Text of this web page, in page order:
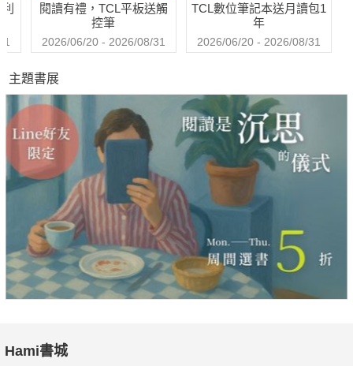
雪白的瓜子臉，並沒有戴帽子，頭髮梳得光而又亮。這個人自己
國歌。這是他家的後牆，由他後牆的窗戶裡，常放出叮咚叮咚的
聲音來。有時好像有女孩子在他家裡唱曲，唱得怪好聽的。今天
他是穿得特別的漂亮，一看之後，倒不免一愣。
▎眼盲心不盲，苦勸女兒勿入歧途的常居士
「妳別看了人家東西眼饞，我們窮人家，只作窮人家的指望。有
道是窮人發財，錢燒得難受。依我看，那柳家一天到晚彈著唱
著，養那些女孩子在家裡，他不會懷著好意。」
「什麼不懷好意呀？人家是開學堂。」
「開學堂的人，就能算是好人嗎？我沒聽到說過，辦學堂的人，
還要整日裡的彈著唱著的。」
本書為鴛鴦蝴蝶派代表作家張恨水著名小說《美人恩》上卷。窮
閱讀有禮，TCL平板送觸
控筆
2026/06/20 - 2026/08/31
TCL數位筆記本送月讀包1
年
2026/06/20 - 2026/08/31
主題書展
Hami書城